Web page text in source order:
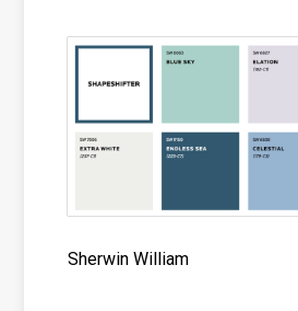
Sherwin William